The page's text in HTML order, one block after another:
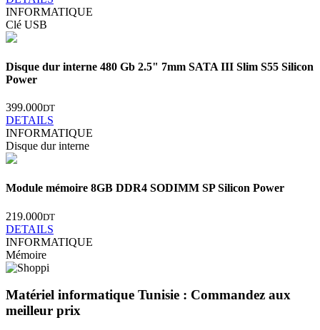
INFORMATIQUE
Clé USB
Disque dur interne 480 Gb 2.5" 7mm SATA III Slim S55 Silicon
Power
399.000DT
DETAILS
INFORMATIQUE
Disque dur interne
Module mémoire 8GB DDR4 SODIMM SP Silicon Power
219.000DT
DETAILS
INFORMATIQUE
Mémoire
Matériel informatique Tunisie : Commandez aux
meilleur prix